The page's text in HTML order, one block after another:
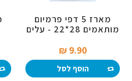
מארז 5 דפי פרמיום
מותאמים 28*22 - עלים
9.90 ₪‎
הוסף לסל